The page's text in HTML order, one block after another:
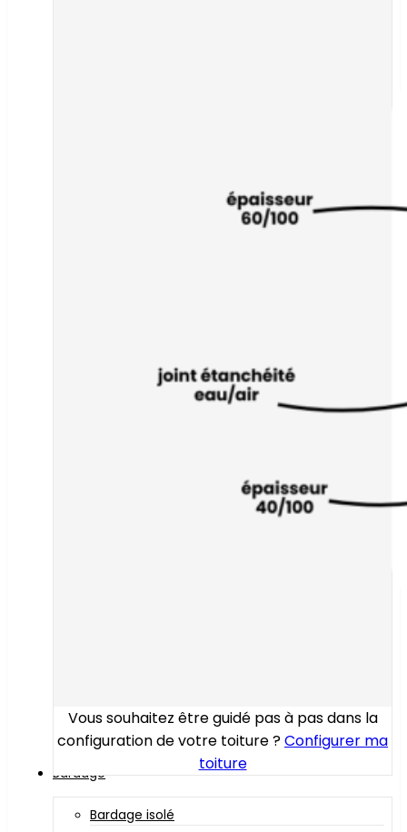
Vous souhaitez être guidé pas à pas dans la
configuration de votre toiture ?Configurer ma
toiture
Bardage
Bardage isolé